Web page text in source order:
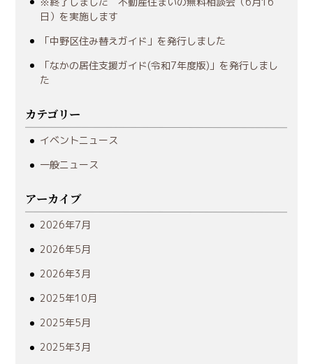
日）を実施します
「中野区住み替えガイド」を発行しました
「なかの居住支援ガイド(令和7年度版)」を発行しまし
た
カテゴリー
イベントニュース
一般ニュース
アーカイブ
2026年7月
2026年5月
2026年3月
2025年10月
2025年5月
2025年3月